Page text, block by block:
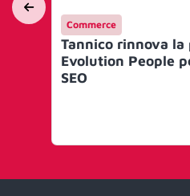
Commerce
Tannico rinnova
Evolution People
SEO